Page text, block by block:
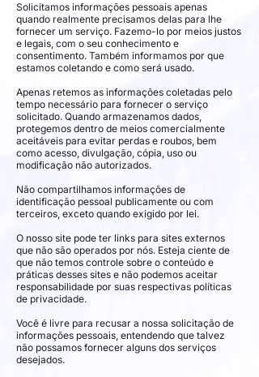
Solicitamos informações pessoais apenas
quando realmente precisamos delas para lhe
fornecer um serviço. Fazemo-lo por meios justos
e legais, com o seu conhecimento e
consentimento. Também informamos por que
estamos coletando e como será usado.
Apenas retemos as informações coletadas pelo
tempo necessário para fornecer o serviço
solicitado. Quando armazenamos dados,
protegemos dentro de meios comercialmente
aceitáveis ​​para evitar perdas e roubos, bem
como acesso, divulgação, cópia, uso ou
modificação não autorizados.
Não compartilhamos informações de
identificação pessoal publicamente ou com
terceiros, exceto quando exigido por lei.
O nosso site pode ter links para sites externos
que não são operados por nós. Esteja ciente de
que não temos controle sobre o conteúdo e
práticas desses sites e não podemos aceitar
responsabilidade por suas respectivas políticas
de privacidade.
Você é livre para recusar a nossa solicitação de
informações pessoais, entendendo que talvez
não possamos fornecer alguns dos serviços
desejados.